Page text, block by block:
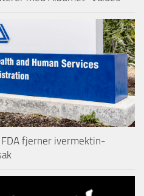
fjerner ivermektin-